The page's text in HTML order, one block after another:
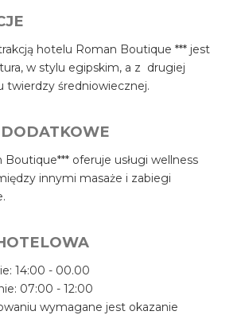
hotelu Roman Boutique *** jest
w stylu egipskim, a z drugiej
twierdzy średniowiecznej.
DODATKOWE
oferuje usługi wellness
innymi masaże i zabiegi
14:00 - 00.00
07:00 - 12:00
wymagane jest okazanie